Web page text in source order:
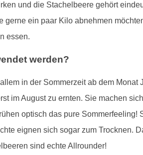
und die Stachelbeere gehört
gerne ein paar Kilo abnehmen
essen.
werden?
in der Sommerzeit ab dem
im August zu ernten. Sie machen
optisch das pure
eignen sich sogar zum Trocknen.
sind echte Allrounder!